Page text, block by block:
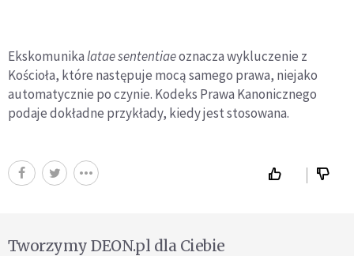
Ekskomunikalatae sententiaeoznacza wykluczenie z
Kościoła, które następuje mocą samego prawa, niejako
automatycznie po czynie. Kodeks Prawa Kanonicznego
podaje dokładne przykłady, kiedy jest stosowana.
Tworzymy DEON.pl dla Ciebie